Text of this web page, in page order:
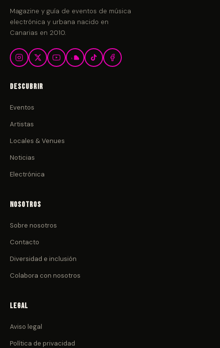
Magazine y guía de eventos de música
electrónica y urbana nacido en
Canarias en 2010.
Descubrir
Eventos
Artistas
Locales & Venues
Noticias
Electrónica
Nosotros
Sobre nosotros
Contacto
Diversidad e inclusión
Colabora con nosotros
Legal
Aviso legal
Política de privacidad